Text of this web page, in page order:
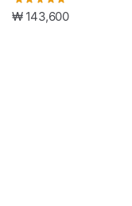
₩143,600